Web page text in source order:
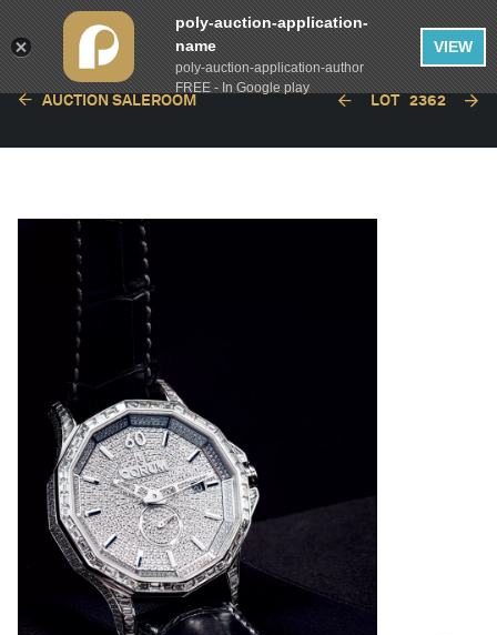
简体中文
AUCTION SALEROOM LOT 2362
poly-auction-application-
name
poly-auction-application-author
FREE - In Google play
VIEW